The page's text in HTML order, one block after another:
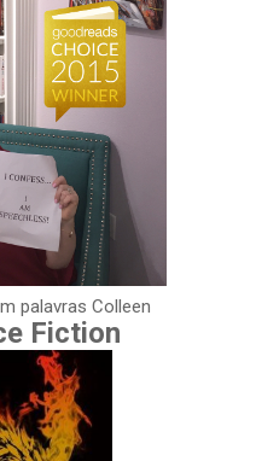
palavras Colleen
Fiction